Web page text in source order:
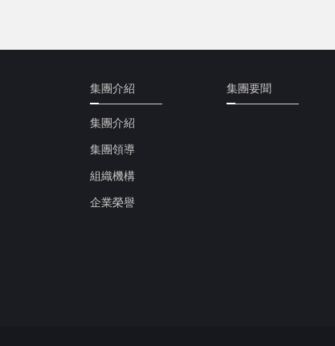
集團介紹
集團介紹
集團領導
組織機構
企業榮譽
集團要聞